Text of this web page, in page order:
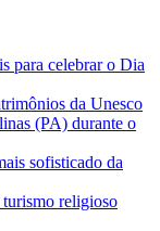
para celebrar o Dia
da Unesco
(PA) durante o
sofisticado da
religioso